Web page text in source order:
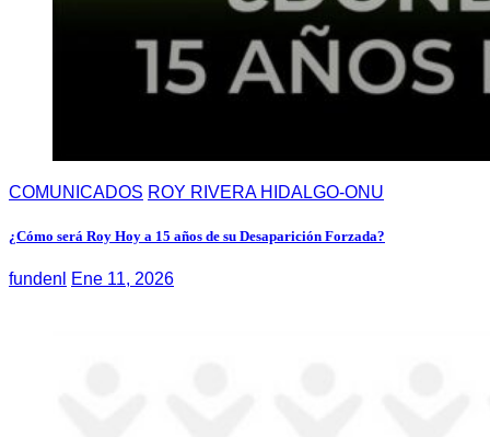
COMUNICADOS ROY RIVERA HIDALGO-ONU
¿Cómo será Roy Hoy a 15 años de su Desaparición Forzada?
fundenl Ene 11, 2026